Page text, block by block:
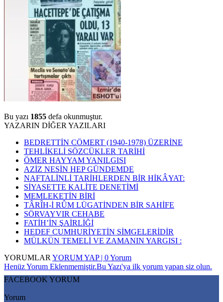
Bu yazı 1855 defa okunmuştur.
YAZARIN DİĞER YAZILARI
BEDRETTİN CÖMERT (1940-1978) ÜZERİNE
TEHLİKELİ SÖZCÜKLER TARİHİ
ÖMER HAYYAM YANILGISI
AZİZ NESİN HEP GÜNDEMDE
NAFTALİNLİ TARİHLERDEN BİR HİKÂYAT:
SİYASETTE KALİTE DENETİMİ
MEMLEKETİN BİRİ
TÂRÎH-İ RÛM LÜGATİNDEN BİR SAHİFE
SÖRVAYVIR CEHABE
FATİH’İN ŞAİRLİĞİ
HEDEF CUMHURİYETİN SİMGELERİDİR
MÜLKÜN TEMELİ VE ZAMANIN YARGISI :
YORUMLAR YORUM YAP | 0 Yorum
Henüz Yorum Eklenmemiştir.Bu Yazı'ya ilk yorum yapan siz olun.
FACEBOOK YORUM
Yorum